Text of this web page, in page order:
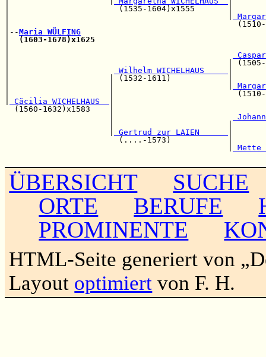
|                       (1535-
|
|--Maria WÜLFING
(1603-1678)x1625
|
Wilhelm WICHELHAUS
|                     | (1532-1611)
|                     |
Cäcilia WICHELHAUS
(1560-1632)x1583    |
Gertrud zur LAIEN
(....-1573)
ÜBERSICHT
SUCHE
ORTE
BERUFE
PROMINENTE
HTML-Seite generiert von
Layout optimiert von F. H.